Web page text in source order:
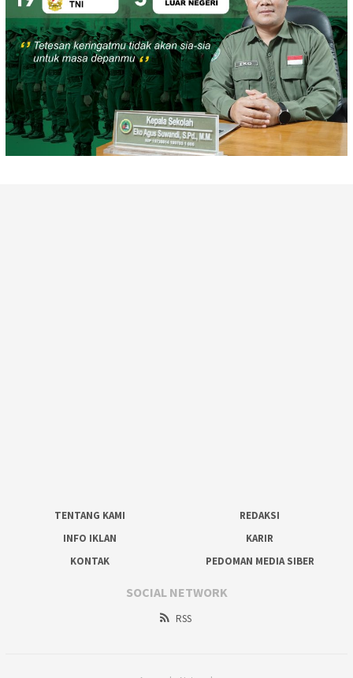
TENTANG KAMI
REDAKSI
INFO IKLAN
KARIR
KONTAK
PEDOMAN MEDIA SIBER
SOCIAL NETWORK
RSS